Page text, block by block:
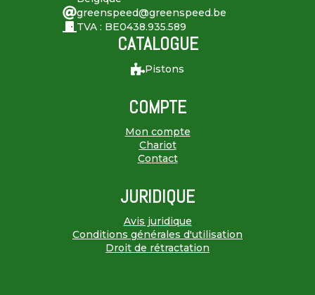
greenspeed@greenspeed.be
TVA : BE0438.935.589
CATALOGUE
Pistons
COMPTE
Mon compte
Chariot
Contact
JURIDIQUE
Avis juridique
Conditions générales d'utilisation
Droit de rétractation